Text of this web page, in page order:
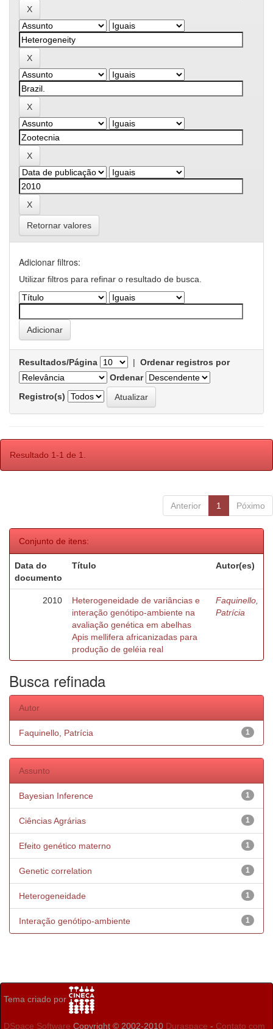
Retornar valores
Adicionar filtros:
Utilizar filtros para refinar o resultado de busca.
Resultados/Página | Ordenar registros por
Ordenar
Registro(s)
Resultado 1-1 de 1.
Anterior 1 Póximo
Conjunto de itens:
Data do
documento
Título Autor(es)
2010
Heterogeneidade de variâncias e
interação genótipo-ambiente na
avaliação genética em abelhas
Apis mellifera africanizadas para
produção de geléia real
Faquinello,
Patrícia
Busca refinada
Autor
1
Faquinello, Patrícia
Assunto
1
Bayesian Inference
1
Ciências Agrárias
1
Efeito genético materno
1
Genetic correlation
1
Heterogeneidade
1
Interação genótipo-ambiente
Tema criado por
DSpace Software Copyright © 2002-2010 Duraspace - Contato com